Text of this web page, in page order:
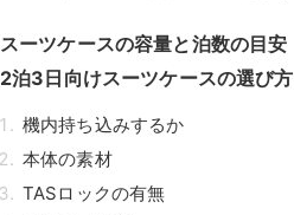
スーツケースの容量と泊数の目安
2泊3日向けスーツケースの選び方
機内持ち込みするか
本体の素材
TASロックの有無